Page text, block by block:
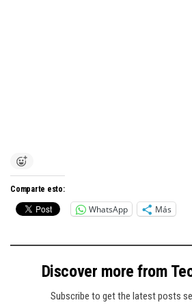
Comparte esto:
WhatsApp Más
Discover more from
Subscribe to get the latest posts